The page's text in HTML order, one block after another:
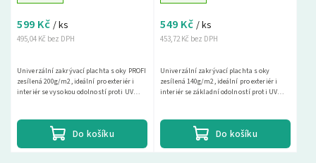
495,04 Kč bez DPH
599 Kč / ks
Do košíku
Univerzální zakrývací plachta s oky PROFI
zesílená 200g/m2, ideální pro exteriér i
interiér se vysokou odolností proti UV
453,72 Kč bez DPH
549 Kč / ks
Do košíku
Univerzální zakrývací plachta s oky
zesílená 140g/m2, ideální pro exteriér i
interiér se základní odolností proti UV